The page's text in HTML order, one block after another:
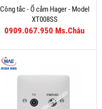
Công tắc - Ổ cắm Hager - Model
XT008SS
0909.067.950 Ms.Châu